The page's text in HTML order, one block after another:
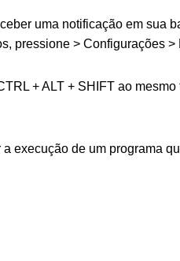
uma notificação em sua
pressione > Configurações >
+ ALT + SHIFT ao
execução de um programa